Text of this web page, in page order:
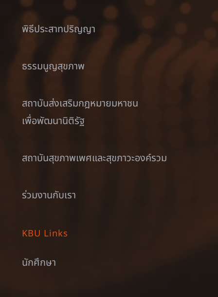
พิธีประสาทปริญญา
ธรรมนูญสุขภาพ
สถาบันส่งเสริมกฎหมายมหาชน
เพื่อพัฒนานิติรัฐ
สถาบันสุขภาพเพศและสุขภาวะองค์รวม
ร่วมงานกับเรา
KBU Links
นักศึกษา